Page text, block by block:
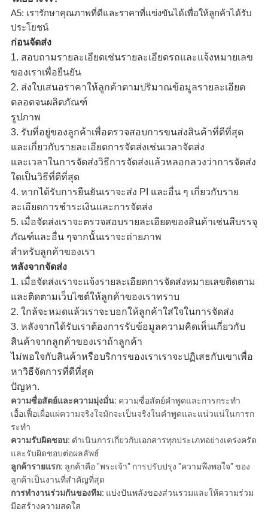
A5: เรารักษาคุณภาพที่ดีและราคาที่แข่งขันได้เพื่อให้ลูกค้าได้รับ
ประโยชน์
ก่อนจัดส่ง
1. สอบถามรายละเอียดเช่นรายละเอียดรถและแจ้งหมายเลข
ของเราเพื่อยืนยัน
2. ส่งใบเสนอราคาให้ลูกค้าตามปริมาณข้อมูลรายละเอียด
ตลอดจนผลิตภัณฑ์
รูปภาพ
3. รับที่อยู่ของลูกค้าเพื่อตรวจสอบการขนส่งสินค้าที่ดีที่สุด
และเกี่ยวกับรายละเอียดการจัดส่งเช่นเวลาจัดส่ง
และเวลาในการจัดส่งวิธีการจัดส่งแล้วหลอกลวงว่าการจัดส่ง
ใดเป็นวิธีที่ดีที่สุด
4. หากได้รับการยืนยันเราจะส่ง PI และอื่น ๆ เกี่ยวกับราย
ละเอียดการชำระเงินและการจัดส่ง
5. เมื่อจัดส่งเราจะตรวจสอบรายละเอียดของสินค้าเช่นสีบรรจุ
ภัณฑ์และอื่น ๆจากนั้นเราจะถ่ายภาพ
สำหรับลูกค้าของเรา
หลังจากจัดส่ง
1. เมื่อจัดส่งเราจะแจ้งรายละเอียดการจัดส่งหมายเลขติดตาม
และติดตามเว็บไซต์ให้ลูกค้าของเราทราบ
2. ใกล้จะหมดแล้วเราจะบอกให้ลูกค้าใส่ใจในการจัดส่ง
3. หลังจากได้รับเราต้องการรับข้อมูลความคิดเห็นเกี่ยวกับ
สินค้าจากลูกค้าของเราถ้าลูกค้า
ไม่พอใจกับสินค้าหรือบริการของเราเราจะปฏิเสธกับเขาเพื่อ
หาวิธีจัดการที่ดีที่สุด
ปัญหา.
ความซื่อสัตย์และความมุ่งมั่น: ความซื่อสัตย์คำพูดและการกระทำ
เอื้อเฟื้อเผื่อแผ่ความจริงใจมักจะเป็นจริงในคำพูดและแน่วแน่ในการก
ระทำ
ความรับผิดชอบ: ดำเนินการเกี่ยวกับเอกสารทุกประเภทอย่างเคร่งครัด
และรับผิดชอบต่อผลลัพธ์
ลูกค้ารายแรก: ลูกค้าคือ "พระเจ้า" การปรับปรุง "ความพึงพอใจ" ของ
ลูกค้าเป็นงานที่สำคัญที่สุด
การทำงานร่วมกันของทีม: แบ่งปันพลังของส่วนรวมและให้ความร่วม
มือสร้างความสดใส